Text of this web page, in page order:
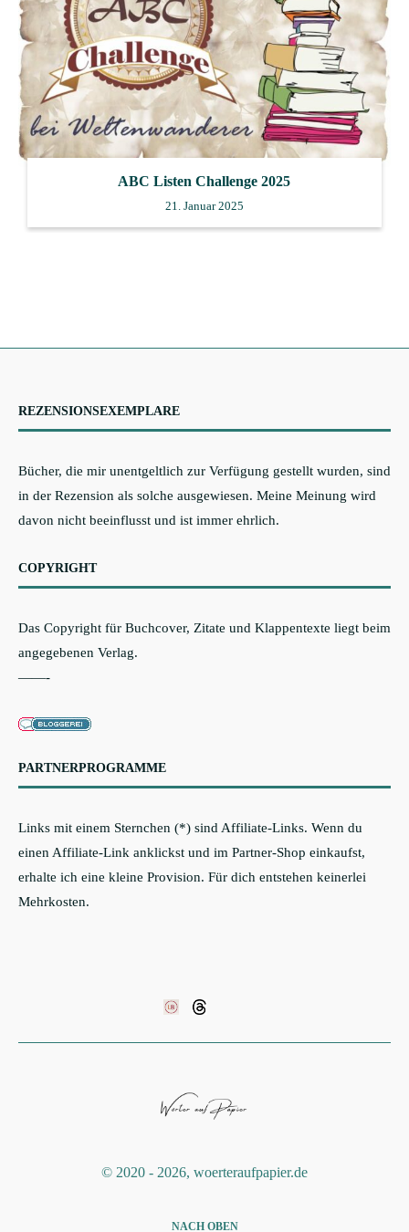
ABC Listen Challenge 2025
21. Januar 2025
REZENSIONSEXEMPLARE
Bücher, die mir unentgeltlich zur Verfügung gestellt wurden, sind
in der Rezension als solche ausgewiesen. Meine Meinung wird
davon nicht beeinflusst und ist immer ehrlich.
COPYRIGHT
Das Copyright für Buchcover, Zitate und Klappentexte liegt beim
angegebenen Verlag.
——-
PARTNERPROGRAMME
Links mit einem Sternchen (*) sind Affiliate-Links. Wenn du
einen Affiliate-Link anklickst und im Partner-Shop einkaufst,
erhalte ich eine kleine Provision. Für dich entstehen keinerlei
Mehrkosten.
©️ 2020 - 2026, woerteraufpapier.de
NACH OBEN